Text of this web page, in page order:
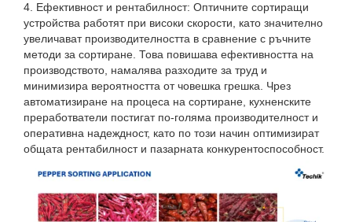
4. Ефективност и рентабилност: Оптичните сортиращи
устройства работят при високи скорости, като значително
увеличават производителността в сравнение с ръчните
методи за сортиране. Това повишава ефективността на
производството, намалява разходите за труд и
минимизира вероятността от човешка грешка. Чрез
автоматизиране на процеса на сортиране, кухненските
преработватели постигат по-голяма производителност и
оперативна надеждност, като по този начин оптимизират
общата рентабилност и пазарната конкурентоспособност.